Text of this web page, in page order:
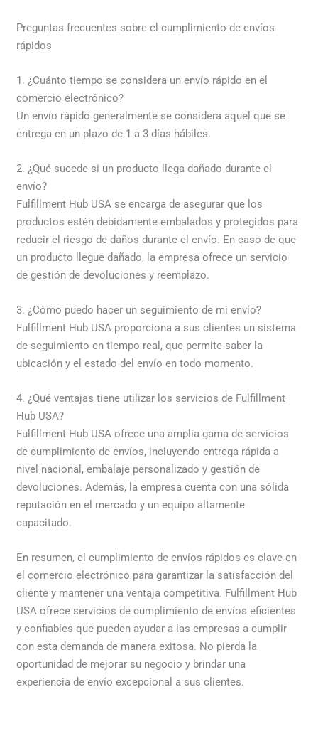
Preguntas frecuentes sobre el cumplimiento de envíos
rápidos
1. ¿Cuánto tiempo se considera un envío rápido en el
comercio electrónico?
Un envío rápido generalmente se considera aquel que se
entrega en un plazo de 1 a 3 días hábiles.
2. ¿Qué sucede si un producto llega dañado durante el
envío?
Fulfillment Hub USA se encarga de asegurar que los
productos estén debidamente embalados y protegidos para
reducir el riesgo de daños durante el envío. En caso de que
un producto llegue dañado, la empresa ofrece un servicio
de gestión de devoluciones y reemplazo.
3. ¿Cómo puedo hacer un seguimiento de mi envío?
Fulfillment Hub USA proporciona a sus clientes un sistema
de seguimiento en tiempo real, que permite saber la
ubicación y el estado del envío en todo momento.
4. ¿Qué ventajas tiene utilizar los servicios de Fulfillment
Hub USA?
Fulfillment Hub USA ofrece una amplia gama de servicios
de cumplimiento de envíos, incluyendo entrega rápida a
nivel nacional, embalaje personalizado y gestión de
devoluciones. Además, la empresa cuenta con una sólida
reputación en el mercado y un equipo altamente
capacitado.
En resumen, el cumplimiento de envíos rápidos es clave en
el comercio electrónico para garantizar la satisfacción del
cliente y mantener una ventaja competitiva. Fulfillment Hub
USA ofrece servicios de cumplimiento de envíos eficientes
y confiables que pueden ayudar a las empresas a cumplir
con esta demanda de manera exitosa. No pierda la
oportunidad de mejorar su negocio y brindar una
experiencia de envío excepcional a sus clientes.